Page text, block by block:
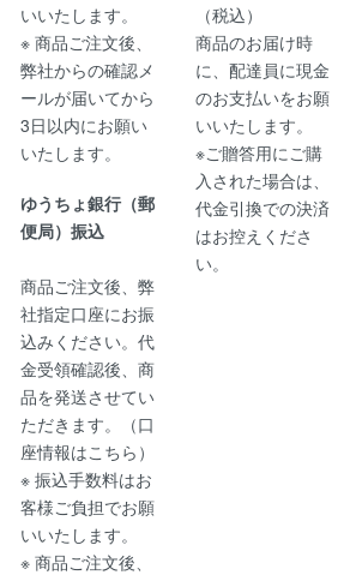
いいたします。
※ 商品ご注文後、
弊社からの確認メ
ールが届いてから
3日以内にお願い
いたします。
ゆうちょ銀行（郵
便局）振込
商品ご注文後、弊
社指定口座にお振
込みください。代
金受領確認後、商
品を発送させてい
ただきます。（口
座情報はこちら ）
※ 振込手数料はお
客様ご負担でお願
いいたします。
※ 商品ご注文後、
（税込）
商品のお届け時
に、配達員に現金
のお支払いをお願
いいたします。
※ご贈答用にご購
入された場合は、
代金引換での決済
はお控えくださ
い。